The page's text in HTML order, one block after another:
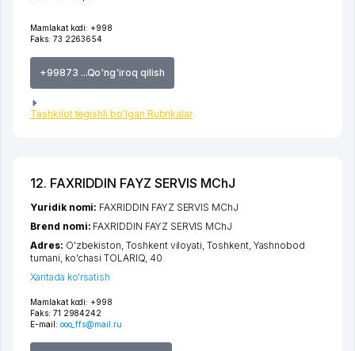
Mamlakat kodi: +998
Faks: 73 2263654
+99873 ...Qo'ng'iroq qilish
Tashkilot tegishli bo'lgan Rubrikalar
12. FAXRIDDIN FAYZ SERVIS MChJ
Mamlakat kodi: +998
Faks: 71 2984242
E-mail: ooo_ffs@mail.ru
Yuridik nomi: FAXRIDDIN FAYZ SERVIS MChJ
Brend nomi: FAXRIDDIN FAYZ SERVIS MChJ
Adres: O'zbekiston,Toshkent viloyati,Toshkent, Yashnobod
tumani, ko'chasi TOLARIQ, 40
Xaritada ko'rsatish